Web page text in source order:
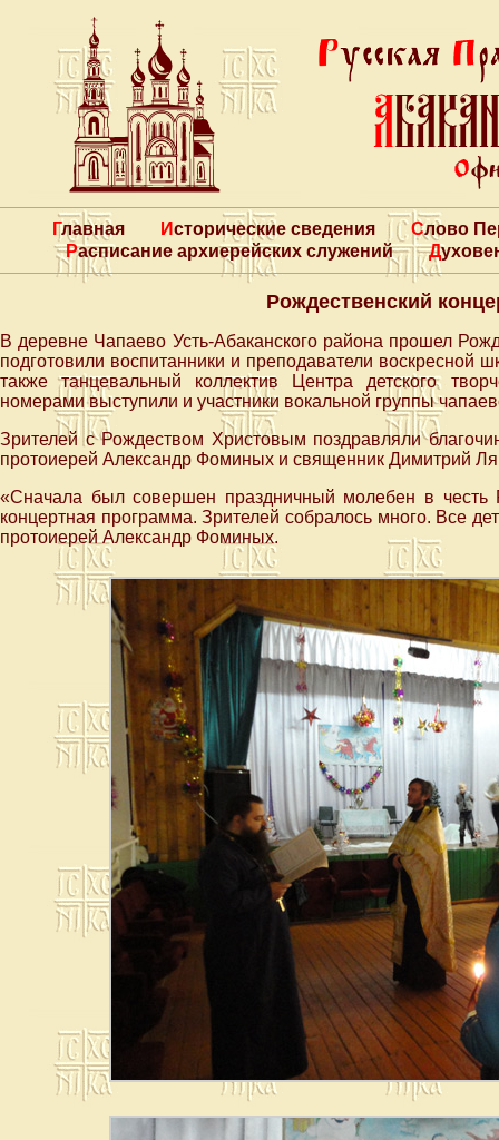
Главная Исторические сведения
Слово
Расписание архиерейских служений
Рождественский
В деревне Чапаево Усть-Абаканского района прошел
подготовили воспитанники и преподаватели воскресной
также танцевальный коллектив Центра детского
номерами выступили и участники вокальной группы
Зрителей с Рождеством Христовым поздравляли
протоиерей Александр Фоминых и священник Димитрий
«Сначала был совершен праздничный молебен в честь
концертная программа. Зрителей собралось много. Все
протоиерей Александр Фоминых.